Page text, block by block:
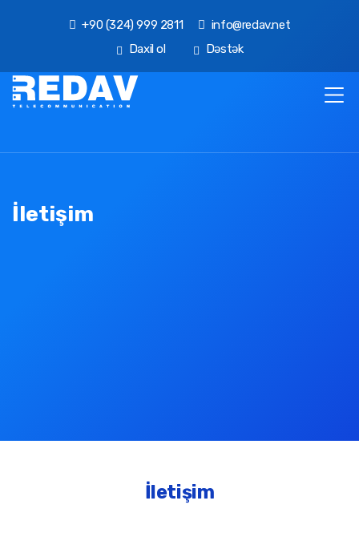
+90 (324) 999 2811
info@redav.net
Daxil ol
Dəstək
İletişim
İletişim